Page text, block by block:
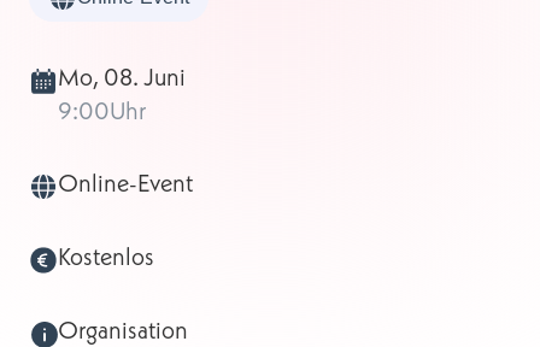
Mo, 08. Juni
9:00Uhr
Online-Event
Kostenlos
Organisation